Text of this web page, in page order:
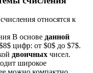
относятся к
В основе данной
цифр: от $0$ до $7$.
двоичных чисел.
широкое